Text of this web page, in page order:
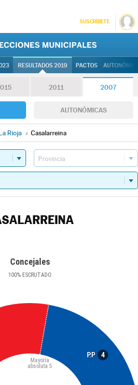
SUSCRÍBETE
RESULTADOS 2019 PACTOS
2011 2007
AUTONÓMICAS
Rioja » Casalarreina
Concejales
100% ESCRUTADO
P.P 4
Mayoría
absoluta 5